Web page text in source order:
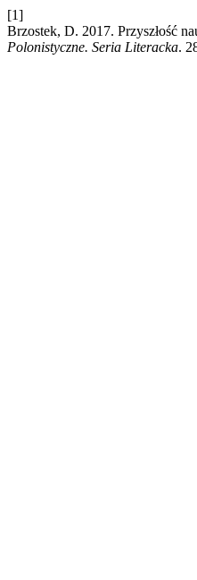
[1]
Brzostek, D. 2017. Przyszłość
Polonistyczne. Seria Literacka.